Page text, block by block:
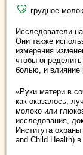
грудное
Исследователи
Они также
измерения
чтобы
болью, и влияние
«Руки матери в
как оказалось,
молоко или
исследования,
Института
and Child Health)